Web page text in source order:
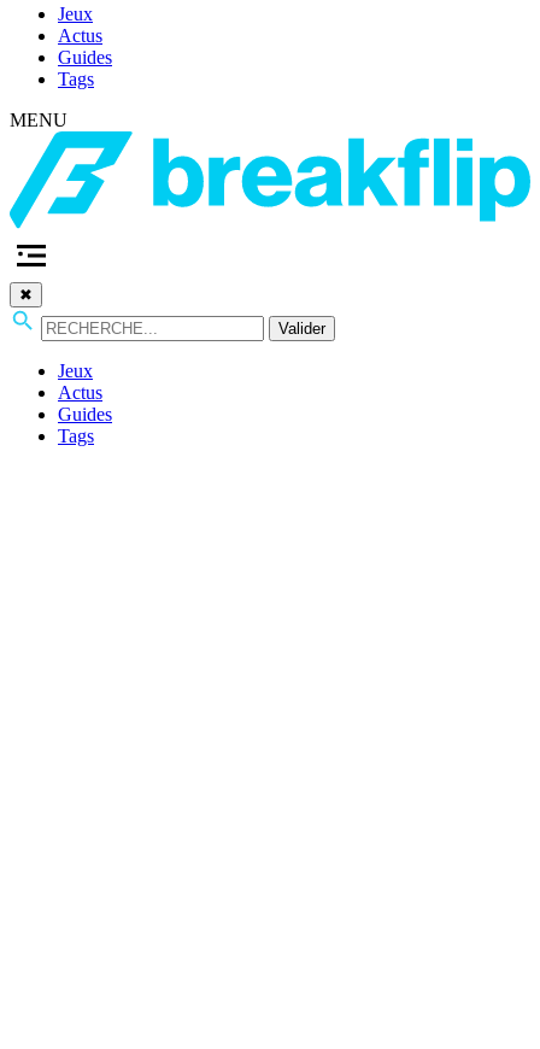
Jeux
Actus
Guides
Tags
MENU
✖
Valider
Jeux
Actus
Guides
Tags